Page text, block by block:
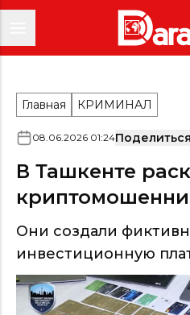
Главная КРИМИНАЛ
08.06.2026 01:24Поделиться
В Ташкенте
Они создали
инвестиционную